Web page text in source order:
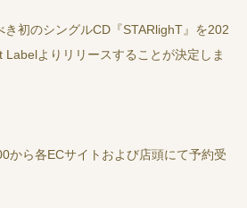
初のシングルCD『STARlighT』を202
よりリリースすることが決定しま
から各ECサイトおよび店頭にて予約受